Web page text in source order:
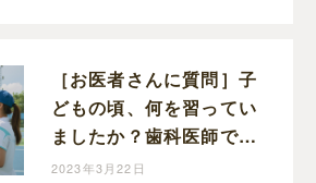
［お医者さんに質問］子
どもの頃、何を習ってい
ましたか？歯科医師で、
二児の母でもある藤本先
2023年3月22日